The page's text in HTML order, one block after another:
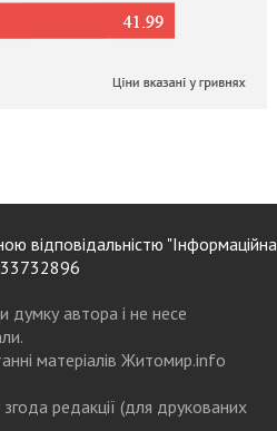
відповідальністю "Інформаційна
думку автора і не несе
матеріалів Житомир.info
редакції (для друкованих